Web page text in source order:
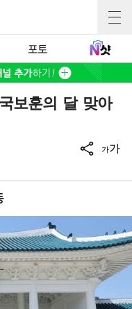
포토
보훈의 달 맞아
가가